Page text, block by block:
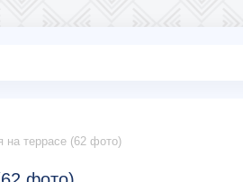
на террасе (62 фото)